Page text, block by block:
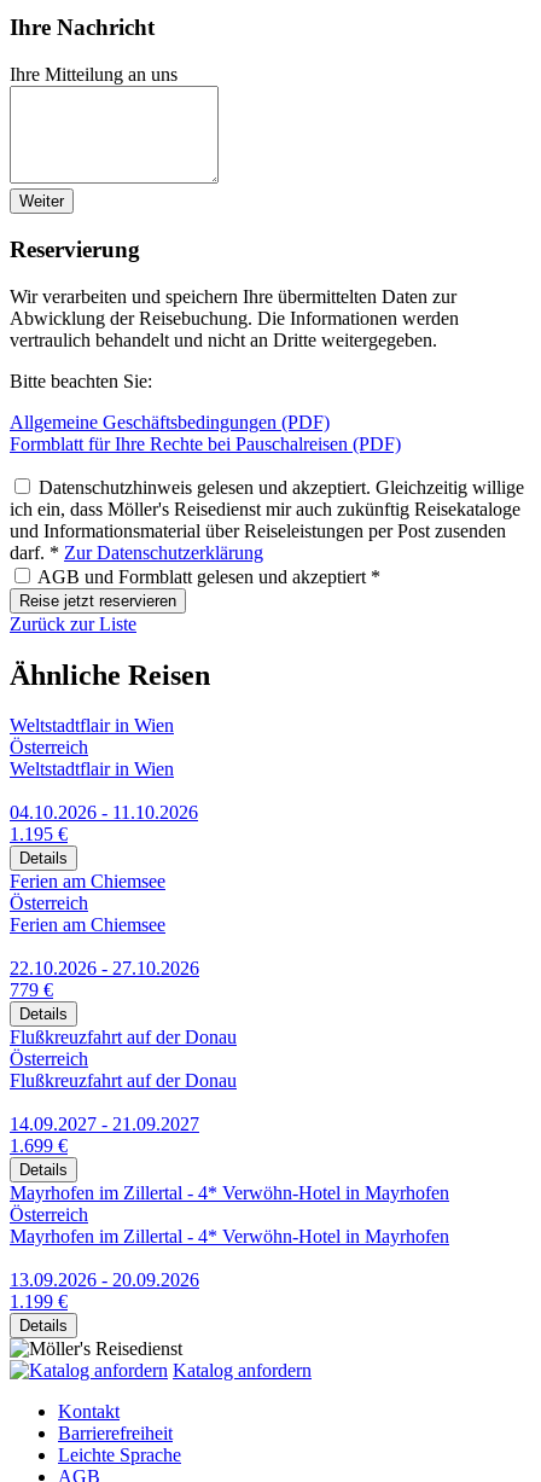
Ihre Nachricht
Ihre Mitteilung an uns
Weiter
Reservierung
Wir verarbeiten und speichern Ihre übermittelten Daten zur
Abwicklung der Reisebuchung. Die Informationen werden
vertraulich behandelt und nicht an Dritte weitergegeben.
Bitte beachten Sie:
Allgemeine Geschäftsbedingungen (PDF)
Formblatt für Ihre Rechte bei Pauschalreisen (PDF)
Datenschutzhinweis gelesen und akzeptiert. Gleichzeitig willige
ich ein, dass Möller's Reisedienst mir auch zukünftig Reisekataloge
und Informationsmaterial über Reiseleistungen per Post zusenden
darf. * Zur Datenschutzerklärung
AGB und Formblatt gelesen und akzeptiert *
Reise jetzt reservieren
Zurück zur Liste
Ähnliche Reisen
Weltstadtflair in Wien
Österreich
Weltstadtflair in Wien
04.10.2026 - 11.10.2026
1.195 €
Details
Ferien am Chiemsee
Österreich
Ferien am Chiemsee
22.10.2026 - 27.10.2026
779 €
Details
Flußkreuzfahrt auf der Donau
Österreich
Flußkreuzfahrt auf der Donau
14.09.2027 - 21.09.2027
1.699 €
Details
Mayrhofen im Zillertal - 4* Verwöhn-Hotel in Mayrhofen
Österreich
Mayrhofen im Zillertal - 4* Verwöhn-Hotel in Mayrhofen
13.09.2026 - 20.09.2026
1.199 €
Details
Katalog anfordern
Kontakt
Barrierefreiheit
Leichte Sprache
AGB